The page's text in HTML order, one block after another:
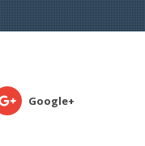
Google+